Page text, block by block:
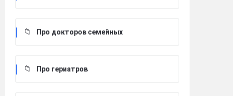
Про докторов семейных
Про гериатров